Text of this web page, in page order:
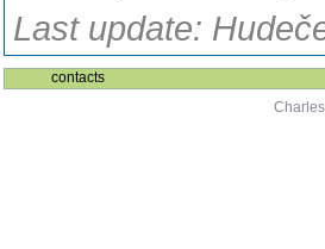
Last update:
contacts